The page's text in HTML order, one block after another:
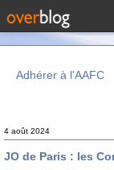
Adhérer à l'AAFC
4 août 2024
JO de Paris : les